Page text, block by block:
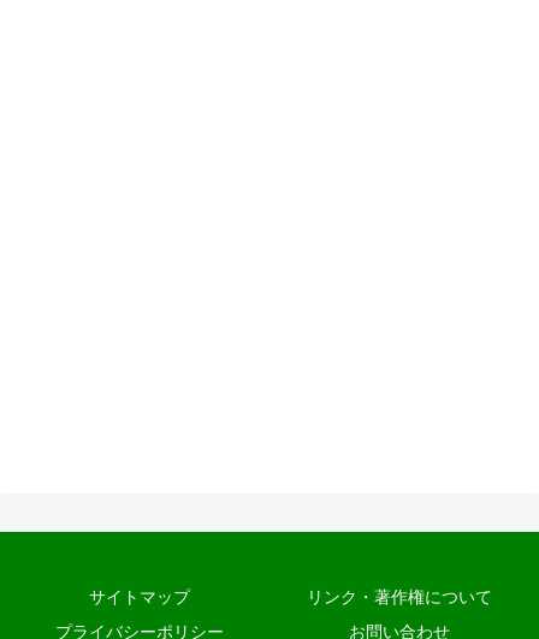
サイトマップ
リンク・著作権について
プライバシーポリシー
お問い合わせ